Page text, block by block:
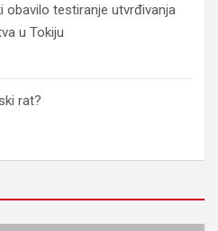
testiranje utvrđivanja
u Tokiju
rat?